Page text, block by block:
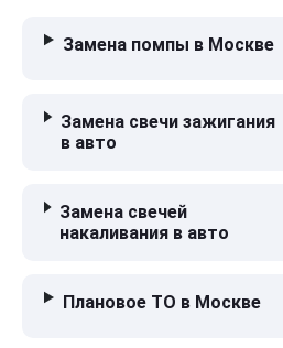
Замена помпы в Москве
Замена свечи зажигания
в авто
Замена свечей
накаливания в авто
Плановое ТО в Москве